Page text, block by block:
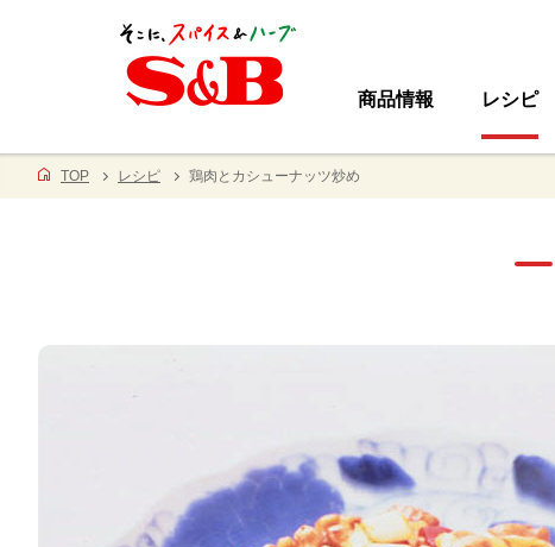
商品情報 レシピ
TOP レシピ 鶏肉とカシューナッツ炒め